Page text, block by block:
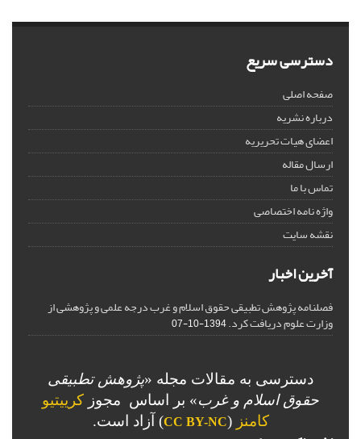
دسترسی سریع
صفحه اصلی
درباره نشریه
اعضای هیات تحریریه
ارسال مقاله
تماس با ما
واژه نامه اختصاصی
نقشه سایت
آخرین اخبار
فصلنامه پژوهش تطبیقی حقوق اسلام و غرب درجه علمی و پژوهشی از
وزارت علوم دریافت کرد.1394-10-07
دسترسی به مقالات مجله «پژوهش تطبیقی
حقوق اسلام و غرب» بر اساس مجوز کرییتیو
کامنز (
CC BY-NC) آزاد است.